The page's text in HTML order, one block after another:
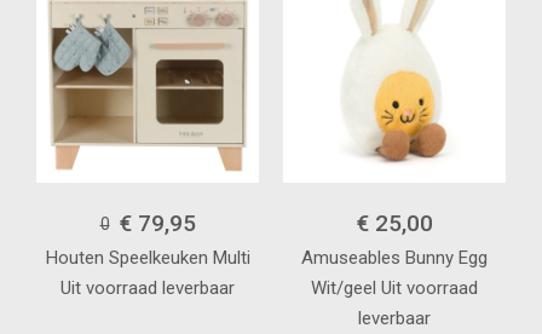
0 € 79,95
Houten Speelkeuken Multi
Uit voorraad leverbaar
€ 25,00
Amuseables Bunny Egg
Wit/geel Uit voorraad
leverbaar